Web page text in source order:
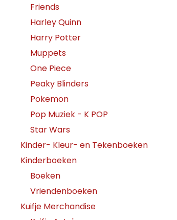
Friends
Harley Quinn
Harry Potter
Muppets
One Piece
Peaky Blinders
Pokemon
Pop Muziek - K POP
Star Wars
Kinder- Kleur- en Tekenboeken
Kinderboeken
Boeken
Vriendenboeken
Kuifje Merchandise